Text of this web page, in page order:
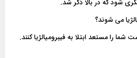
شود که در بالا ذکر شد.
می شوند؟
را مستعد ابتلا به فیبرومیالژیا کنند.